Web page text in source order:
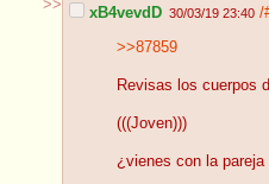
>> xB4vevdD 30/03/19 23:40 /
>>87859
Revisas los cuerpos
(((Joven)))
¿vienes con la